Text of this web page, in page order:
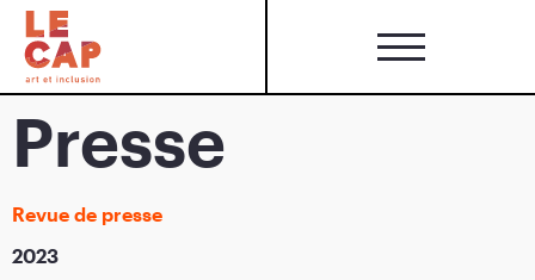
Presse
Revue de presse
2023